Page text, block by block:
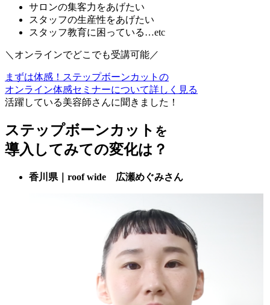
サロンの集客力をあげたい
スタッフの生産性をあげたい
スタッフ教育に困っている…etc
＼オンラインでどこでも受講可能／
まずは体感！ステップボーンカットの
オンライン体感セミナーについて詳しく見る
活躍している美容師さんに聞きました！
ステップボーンカット を
導入してみての変化は？
香川県｜roof wide 広瀬めぐみさん